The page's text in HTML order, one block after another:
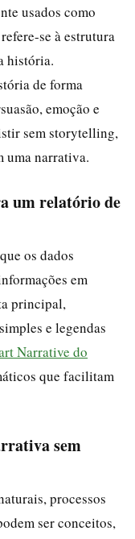
usados como
se à estrutura
história.
de forma
emoção e
sem storytelling,
uma narrativa.
um relatório de
os dados
em
principal,
e legendas
Narrative do
que facilitam
sem
processos
ser conceitos,